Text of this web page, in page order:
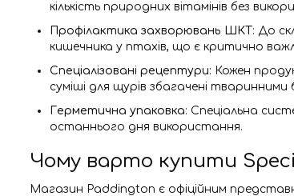
кількість природних вітамінів без
Профілактика захворювань ШКТ : До
кишечника у птахів, що є критично
Спеціалізовані рецептури: Кожен
суміші для щурів збагачені тваринними
Герметична упаковка: Спеціальна
останнього дня використання.
Чому варто купити
Магазин Paddington є офіційним